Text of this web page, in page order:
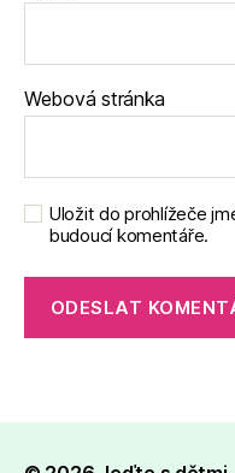
Webová stránka
Uložit do prohlížeče
budoucí komentáře.